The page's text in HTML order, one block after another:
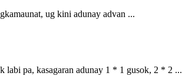
ug kini adunay advan ...
labi pa, kasagaran adunay 1 * 1 gusok, 2 * 2 ...